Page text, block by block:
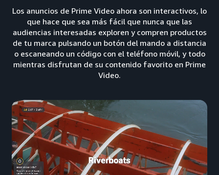
Los anuncios de Prime Video ahora son interactivos, lo
que hace que sea más fácil que nunca que las
audiencias interesadas exploren y compren productos
de tu marca pulsando un botón del mando a distancia
o escaneando un código con el teléfono móvil, y todo
mientras disfrutan de su contenido favorito en Prime
Video.